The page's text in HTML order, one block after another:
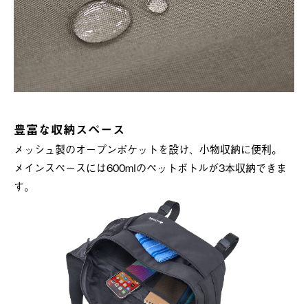
豊富な収納スペース
メッシュ製のオープンポケットを設け、小物収納に便利。
メインスペースには600mlのペットボトルが3本収納できま
す。